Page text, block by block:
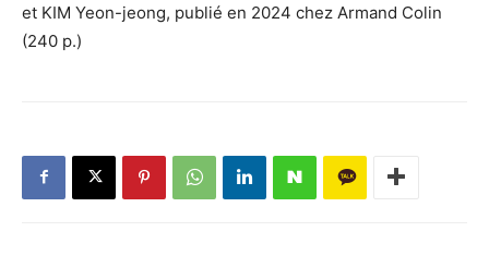
et KIM Yeon-jeong, publié en 2024 chez Armand Colin
(240 p.)